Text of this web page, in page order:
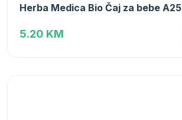
Herba Medica Bio Čaj za bebe A25
5.20 KM